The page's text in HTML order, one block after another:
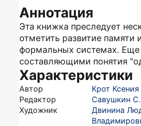
Аннотация
Эта книжка преследует
отметить развитие
формальных системах. Еще
составляющими понятия
Характеристики
Автор
Крот Ксения
Редактор
Савушкин
Художник
Двинина